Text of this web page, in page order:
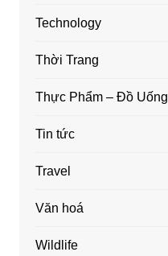
Technology
Thời Trang
Thực Phẩm – Đồ Uống
Tin tức
Travel
Văn hoá
Wildlife